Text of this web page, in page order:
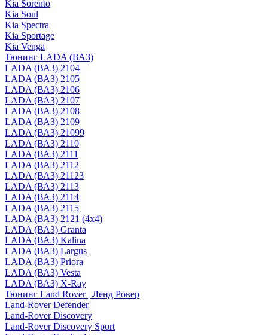
Kia Sorento
Kia Soul
Kia Spectra
Kia Sportage
Kia Venga
Тюнинг LADA (ВАЗ)
LADA (ВАЗ) 2104
LADA (ВАЗ) 2105
LADA (ВАЗ) 2106
LADA (ВАЗ) 2107
LADA (ВАЗ) 2108
LADA (ВАЗ) 2109
LADA (ВАЗ) 21099
LADA (ВАЗ) 2110
LADA (ВАЗ) 2111
LADA (ВАЗ) 2112
LADA (ВАЗ) 21123
LADA (ВАЗ) 2113
LADA (ВАЗ) 2114
LADA (ВАЗ) 2115
LADA (ВАЗ) 2121 (4x4)
LADA (ВАЗ) Granta
LADA (ВАЗ) Kalina
LADA (ВАЗ) Largus
LADA (ВАЗ) Priora
LADA (ВАЗ) Vesta
LADA (ВАЗ) X-Ray
Тюнинг Land Rover | Ленд Ровер
Land-Rover Defender
Land-Rover Discovery
Land-Rover Discovery Sport